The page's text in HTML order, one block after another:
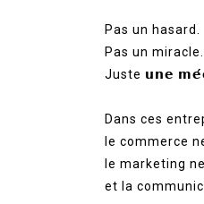
Pas un hasard.
Pas un miracle.
Juste 𝘂𝗻𝗲
Dans ces
le commerce
le marketing
et la